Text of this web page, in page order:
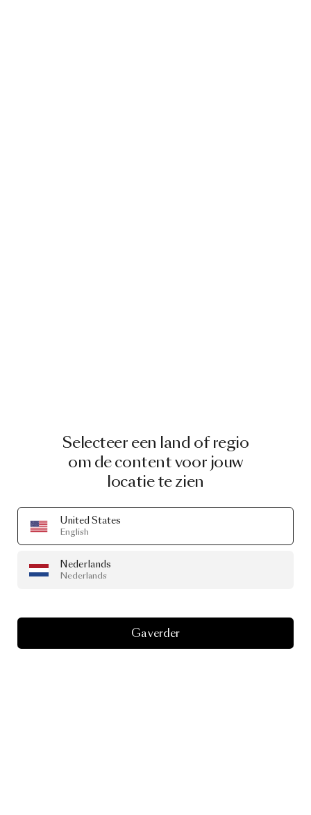
Selecteer een land of regio
om de content voor jouw
locatie te zien
United States
English
Nederlands
Nederlands
Ga verder